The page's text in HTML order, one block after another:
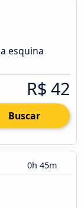
esquina
R$ 42
Buscar
0h 45m